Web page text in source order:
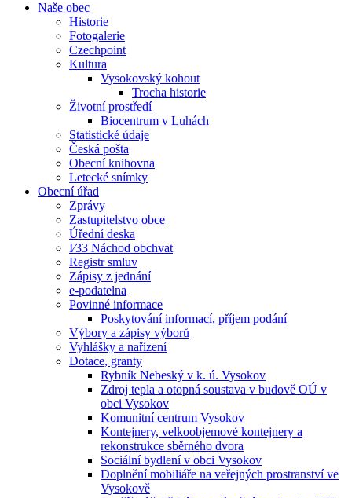
Naše obec
Historie
Fotogalerie
Czechpoint
Kultura
Vysokovský kohout
Trocha historie
Životní prostředí
Biocentrum v Luhách
Statistické údaje
Česká pošta
Obecní knihovna
Letecké snímky
Obecní úřad
Zprávy
Zastupitelstvo obce
Úřední deska
I⁄33 Náchod obchvat
Registr smluv
Zápisy z jednání
e-podatelna
Povinné informace
Poskytování informací, příjem podání
Výbory a zápisy výborů
Vyhlášky a nařízení
Dotace, granty
Rybník Nebeský v k. ú. Vysokov
Zdroj tepla a otopná soustava v budově OÚ v
obci Vysokov
Komunitní centrum Vysokov
Kontejnery, velkoobjemové kontejnery a
rekonstrukce sběrného dvora
Sociální bydlení v obci Vysokov
Doplnění mobiliáře na veřejných prostranství ve
Vysokově